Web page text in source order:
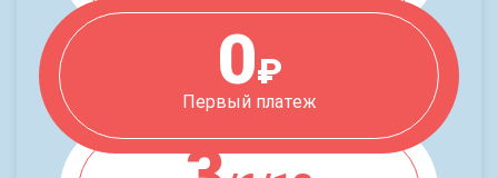
0₽
Первый платеж